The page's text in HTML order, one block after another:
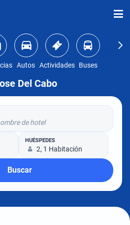
Autos Actividades Buses
Del Cabo
de hotel
HUÉSPEDES
2, 1 Habitación
Buscar